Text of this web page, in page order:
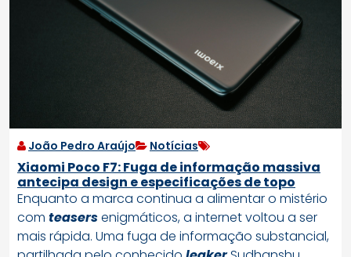
João Pedro Araújo Notícias
Xiaomi Poco F7: Fuga de informação massiva
antecipa design e especificações de topo
Enquanto a marca continua a alimentar o mistério
com teasersenigmáticos, a internet voltou a ser
mais rápida. Uma fuga de informação substancial,